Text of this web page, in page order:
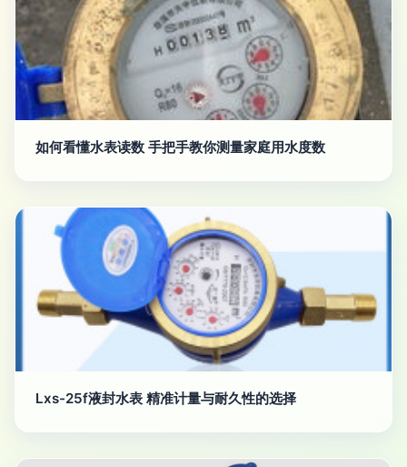
如何看懂水表读数 手把手教你测量家庭用水度数
Lxs-25f液封水表 精准计量与耐久性的选择